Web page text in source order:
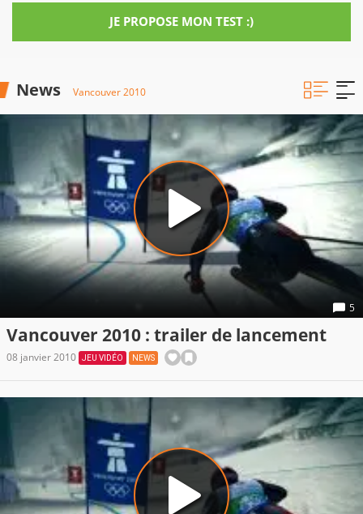
JE PROPOSE MON TEST :)
News Vancouver 2010
5
Vancouver 2010 : trailer de lancement
08 janvier 2010 JEU VIDÉO NEWS